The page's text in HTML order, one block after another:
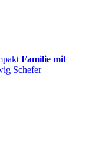
Familie mit
Schefer